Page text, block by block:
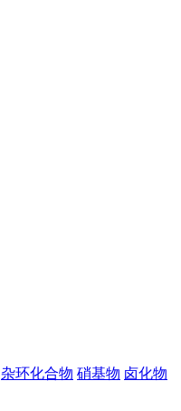
杂环化合物 硝基物 卤化物